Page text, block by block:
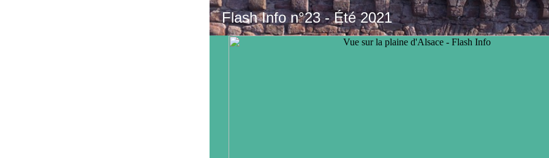
Flash Info n°23 - Été 2021